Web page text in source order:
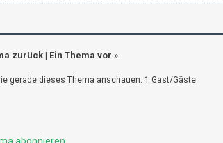
zurück| Ein Thema vor »
gerade dieses Thema anschauen: 1 Gast/Gäste
abonnieren